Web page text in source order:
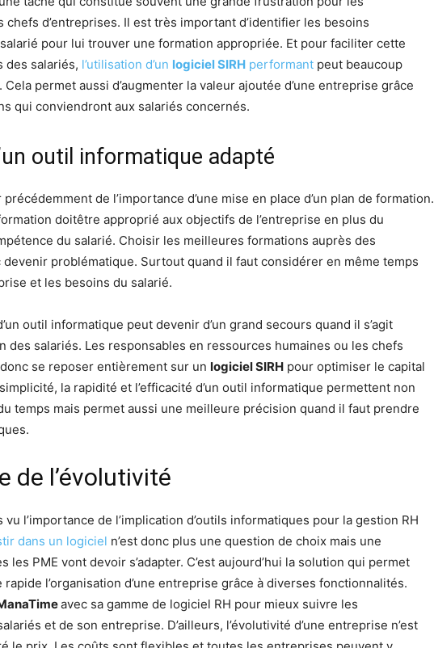
chefs d’entreprises. Il est très important d’identifier les besoins
pour lui trouver une formation appropriée. Et pour faciliter cette
des salariés, l’utilisation d’un logiciel SIRH performant peut beaucoup
permet aussi d’augmenter la valeur ajoutée d’une entreprise grâce
qui conviendront aux salariés concernés.
outil informatique adapté
de l’importance d’une mise en place d’un plan de formation.
doitêtre approprié aux objectifs de l’entreprise en plus du
du salarié. Choisir les meilleures formations auprès des
problématique. Surtout quand il faut considérer en même temps
et les besoins du salarié.
outil informatique peut devenir d’un grand secours quand il s’agit
des salariés. Les responsables en ressources humaines ou les chefs
se reposer entièrement sur un logiciel SIRH pour optimiser le capital
simplicité, la rapidité et l’efficacité d’un outil informatique permettent non
temps mais permet aussi une meilleure précision quand il faut prendre
de l’évolutivité
vu l’importance de l’implication d’outils informatiques pour la gestion RH
dans un logiciel n’est donc plus une question de choix mais une
les PME vont devoir s’adapter. C’est aujourd’hui la solution qui permet
rapide l’organisation d’une entreprise grâce à diverses fonctionnalités.
avec sa gamme de logiciel RH pour mieux suivre les
et de son entreprise. D’ailleurs, l’évolutivité d’une entreprise n’est